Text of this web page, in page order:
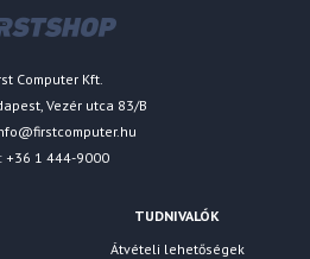
Computer Kft.
Vezér utca 83/B
+36 1 444-9000
TUDNIVALÓK
Átvételi lehetőségek